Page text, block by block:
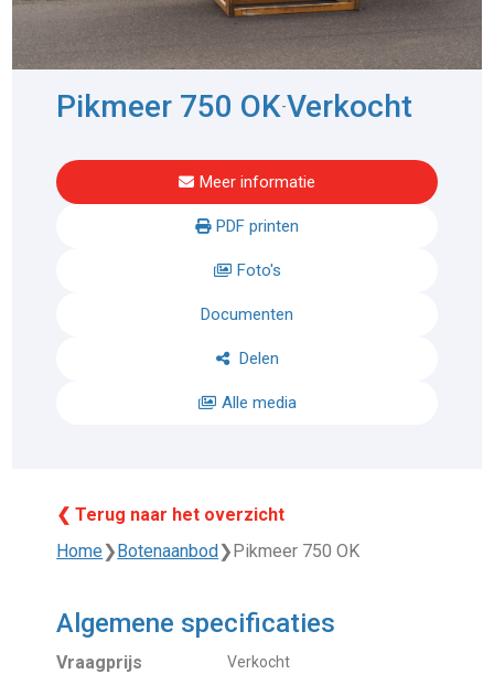
Pikmeer 750 OK-Verkocht
Meer informatie
PDF printen
Foto's
Documenten
Delen
Alle media
❮ Terug naar het overzicht
Home❯Botenaanbod❯Pikmeer 750 OK
Algemene specificaties
Vraagprijs Verkocht